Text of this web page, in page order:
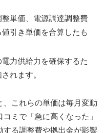
整単価、電源調達調整費
引き単価を合算したも
電力供給力を確保するた
れます。
これらの単価は毎月変動
ミで「急に高くなった」
する調整費や拠出金が影響